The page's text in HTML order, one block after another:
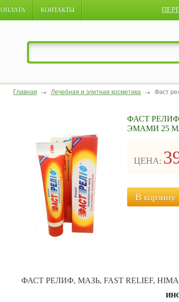
ОПЛАТА КОНТАКТЫ
Главная Лечебная и элитная косметика Фаст
ФАСТ
ЭМАМИ 25
ЦЕНА:
В корзину
ФАСТ РЕЛИФ, МАЗЬ, FAST RELIEF,